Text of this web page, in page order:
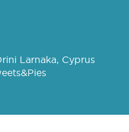
Larnaka, Cyprus